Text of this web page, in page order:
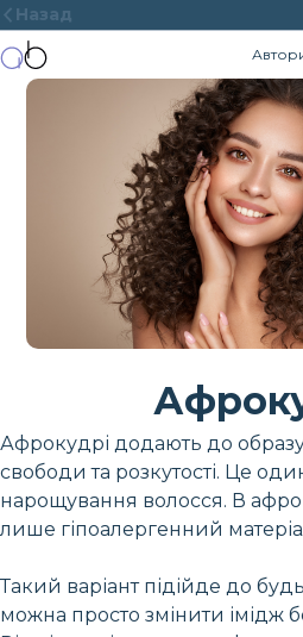
Назад
Афрокудрі додають до образу
свободи та розкутості. Це
нарощування волосся. В
лише гіпоалергенний
Такий варіант підійде до
можна просто змінити імідж